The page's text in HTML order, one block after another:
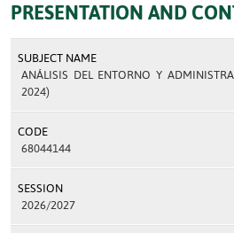
PRESENTATION AND
SUBJECT NAME
ANÁLISIS DEL ENTORNO Y
2024)
CODE
68044144
SESSION
2026/2027